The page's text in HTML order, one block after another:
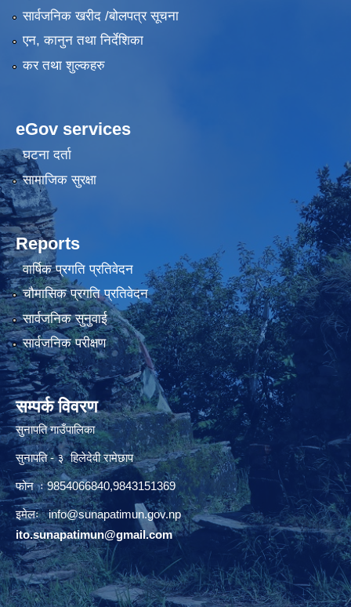
सार्वजनिक खरीद /बोलपत्र सूचना
एन, कानुन तथा निर्देशिका
कर तथा शुल्कहरु
eGov services
घटना दर्ता
सामाजिक सुरक्षा
Reports
वार्षिक प्रगति प्रतिवेदन
चौमासिक प्रगति प्रतिवेदन
सार्वजनिक सुनुवाई
सार्वजनिक परीक्षण
सम्पर्क विवरण
सुनापति गाउँपालिका
सुनापति - ३ हिलेदेवी रामेछाप
फोन ः 9854066840,9843151369
इमेलः info@sunapatimun.gov.np
ito.sunapatimun@gmail.com